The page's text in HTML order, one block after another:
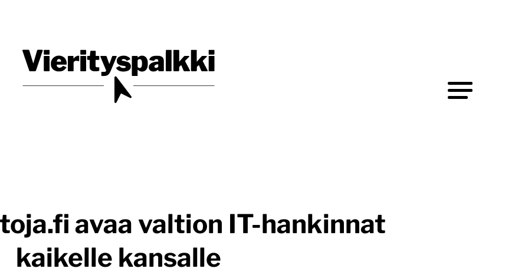
Vierityspalkki.fi
avaa valtion IT-hankinnat
kaikelle kansalle